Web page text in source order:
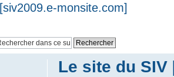
monsite.com]
Le site du